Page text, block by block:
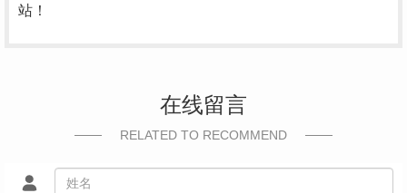
站！
在线留言
RELATED TO RECOMMEND